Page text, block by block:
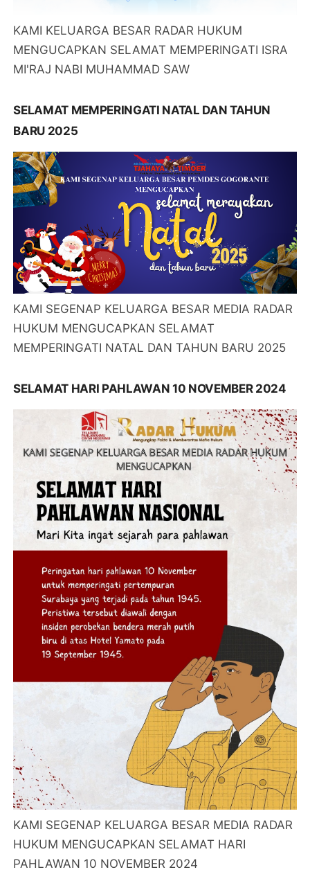
KAMI KELUARGA BESAR RADAR HUKUM
MENGUCAPKAN SELAMAT MEMPERINGATI ISRA
MI'RAJ NABI MUHAMMAD SAW
SELAMAT MEMPERINGATI NATAL DAN TAHUN
BARU 2025
KAMI SEGENAP KELUARGA BESAR MEDIA RADAR
HUKUM MENGUCAPKAN SELAMAT
MEMPERINGATI NATAL DAN TAHUN BARU 2025
SELAMAT HARI PAHLAWAN 10 NOVEMBER 2024
KAMI SEGENAP KELUARGA BESAR MEDIA RADAR
HUKUM MENGUCAPKAN SELAMAT HARI
PAHLAWAN 10 NOVEMBER 2024